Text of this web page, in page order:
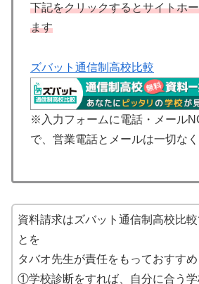
下記をクリックするとサイトホ
ます
ズバット通信制高校比較
※入力フォームに電話・メール
で、営業電話とメールは一切なく
資料請求はズバット通信制高校比較
とを
タバオ先生が責任をもっておすすめ
①学校診断をすれば、自分に合う学